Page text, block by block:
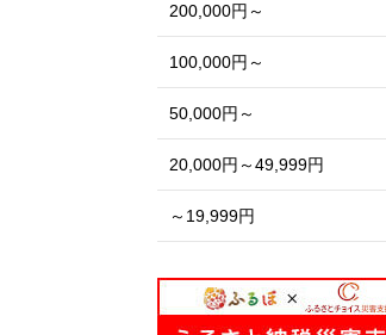
200,000円～
100,000円～
50,000円～
20,000円～49,999円
～19,999円